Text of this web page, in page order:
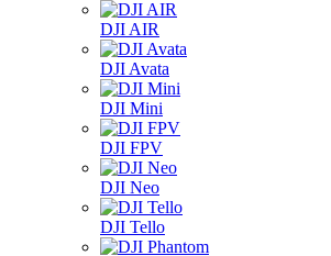
DJI AIR
DJI Avata
DJI Mini
DJI FPV
DJI Neo
DJI Tello